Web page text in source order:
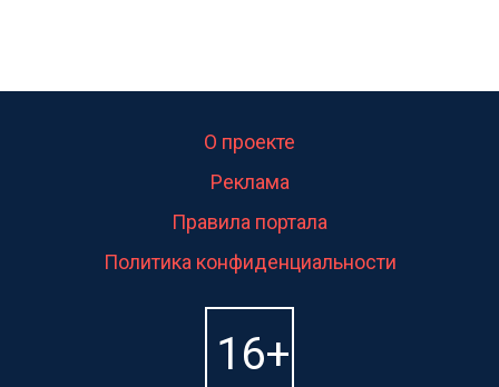
О проекте
Реклама
Правила портала
Политика конфиденциальности